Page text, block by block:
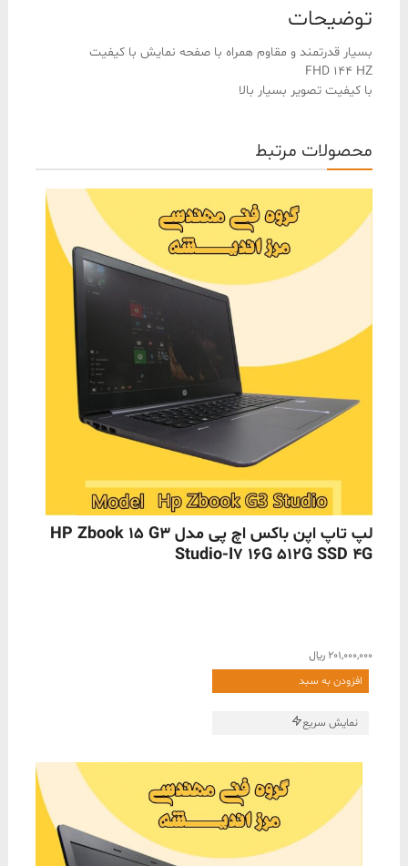
توضیحات
بسیار قدرتمند و مقاوم همراه با صفحه نمایش با کیفیت
FHD 144 HZ
با کیفیت تصویر بسیار بالا
محصولات مرتبط
ناموجود
لپ تاپ اپن باکس اچ پی مدل HP Zbook 15 G3
Studio-I7 16G 512G SSD 4G
201,000,000 ﷼
افزودن به سبد
نمایش سریع